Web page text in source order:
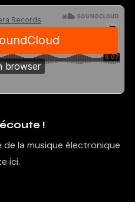
!
la musique électronique
ici.